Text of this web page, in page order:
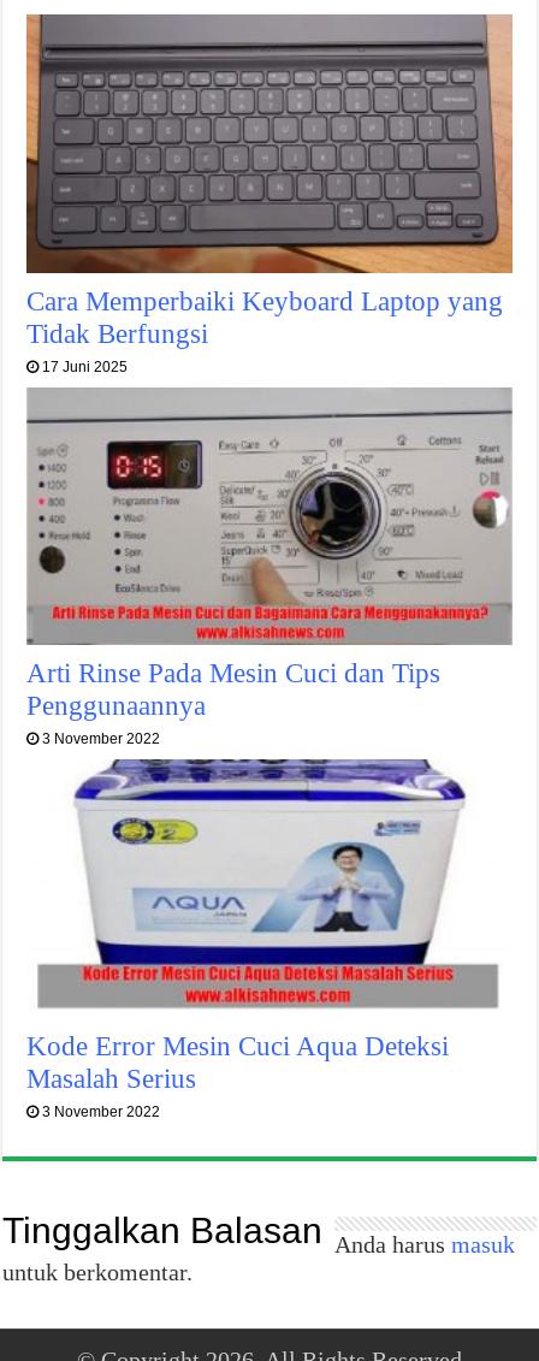
Cara Memperbaiki Keyboard Laptop yang
Tidak Berfungsi
17 Juni 2025
Arti Rinse Pada Mesin Cuci dan Tips
Penggunaannya
3 November 2022
Kode Error Mesin Cuci Aqua Deteksi
Masalah Serius
3 November 2022
Tinggalkan Balasan Anda harusmasuk
untuk berkomentar.